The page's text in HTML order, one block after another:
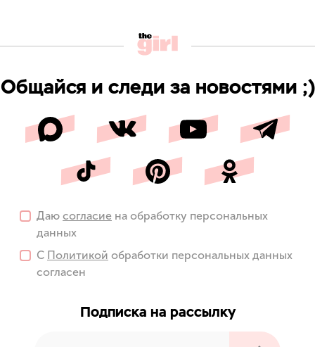
Общайся и следи за новостями ;)
Даю согласие на обработку персональных
данных
С Политикой обработки персональных данных
согласен
Подписка на рассылку